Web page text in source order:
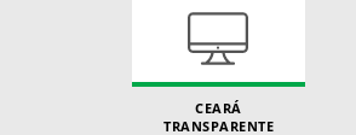
CEARÁ
TRANSPARENTE